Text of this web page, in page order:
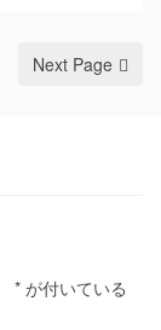
Next Page
* が付いている